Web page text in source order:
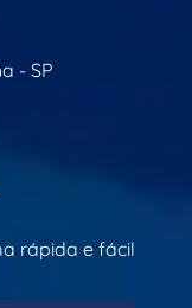
- SP
rápida e fácil